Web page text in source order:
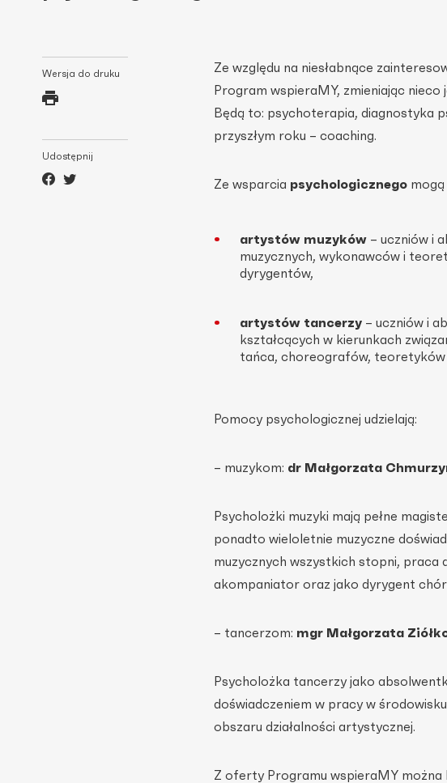
Wersja do druku
Udostępnij
Ze względu na niesłabnące
Program wspieraMY, zmieniając
Będą to: psychoterapia, diagnostyka
przyszłym roku – coaching.
Ze wsparcia psychologicznego
artystów muzyków – uczniów i
muzycznych, wykonawców i
dyrygentów,
artystów tancerzy – uczniów i
kształcących w kierunkach
tańca, choreografów, teoretyków
Pomocy psychologicznej udzielają:
– muzykom: dr Małgorzata
Psycholożki muzyki mają pełne
ponadto wieloletnie muzyczne
muzycznych wszystkich stopni, praca
akompaniator oraz jako dyrygent
– tancerzom: mgr Małgorzata
Psycholożka tancerzy jako
doświadczeniem w pracy w
obszaru działalności artystycznej.
Z oferty Programu wspieraMY